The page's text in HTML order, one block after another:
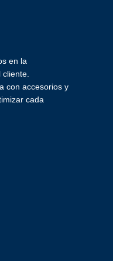
en la
cliente.
con accesorios y
cada